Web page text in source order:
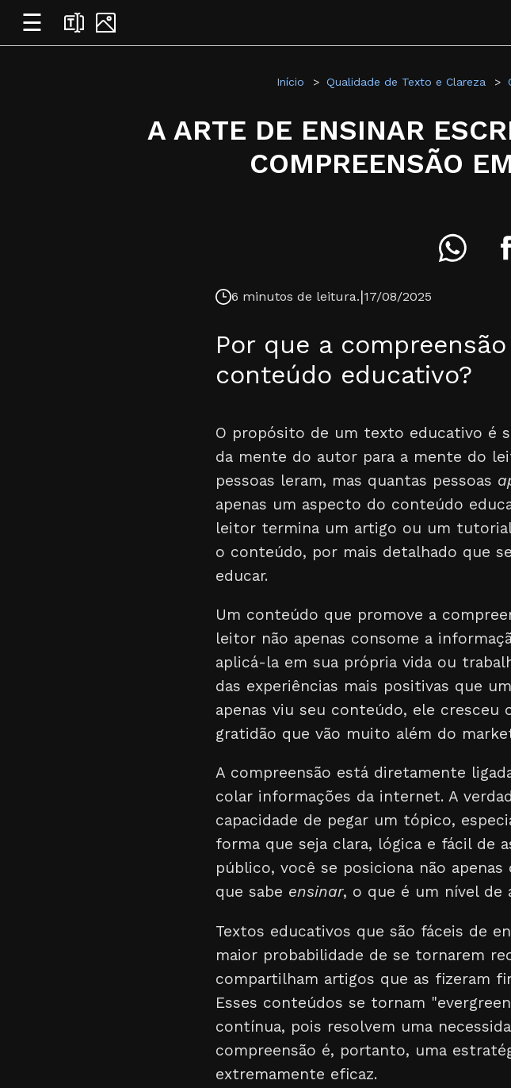
☰
Início Qualidade de Texto e Clareza
A ARTE DE ENSINAR
COMPREENSÃO
6 minutos de leitura.|17/08/2025
Por que a
conteúdo educativo?
O propósito de um texto educativo é
da mente do autor para a mente do
pessoas leram, mas quantas pessoas
apenas um aspecto do conteúdo
leitor termina um artigo ou um
o conteúdo, por mais detalhado que
educar.
Um conteúdo que promove a
leitor não apenas consome a
aplicá-la em sua própria vida ou
das experiências mais positivas que
apenas viu seu conteúdo, ele cresceu
gratidão que vão muito além do
A compreensão está diretamente
colar informações da internet. A
capacidade de pegar um tópico,
forma que seja clara, lógica e fácil de
público, você se posiciona não
que sabe ensinar, o que é um nível de
Textos educativos que são fáceis de
maior probabilidade de se tornarem
compartilham artigos que as fizeram
Esses conteúdos se tornam
contínua, pois resolvem uma
compreensão é, portanto, uma
extremamente eficaz.